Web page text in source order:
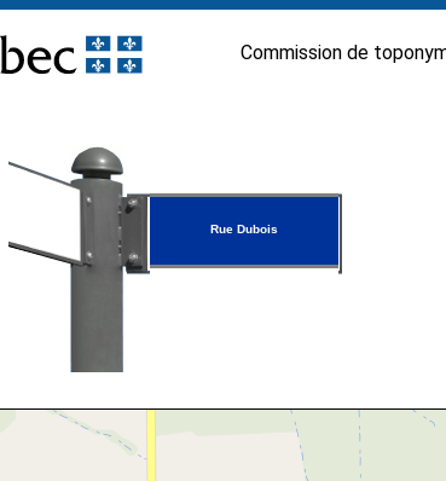
Commission de
Rue Dubois